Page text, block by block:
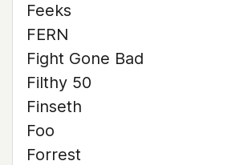
Feeks
FERN
Fight Gone Bad
Filthy 50
Finseth
Foo
Forrest